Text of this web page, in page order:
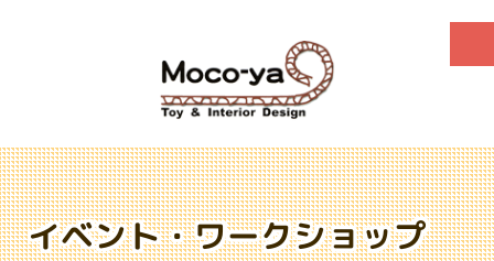
イベント・ワークショップ